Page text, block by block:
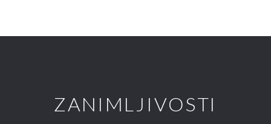
ZANIMLJIVOSTI